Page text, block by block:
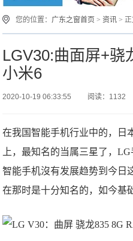
您的位置： 广东之窗首页 >资讯 >
LGV30:曲面屏+骁
小米6
2020-10-19 06:33:55 阅读：1132
在我国智能手机行业中的，日
上，最知名的当属三星了，
智能手机沒有发展趋势到今日
在那时是十分知名的，如今基